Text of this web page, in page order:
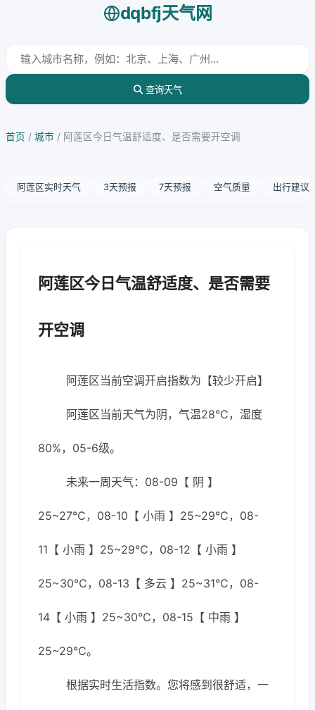
dqbfj天气网
查询天气
首页 / 城市 / 阿莲区今日气温舒适度、是否需要开空调
阿莲区实时天气 3天预报 7天预报 空气质量 出行建议
阿莲区今日气温舒适度、是否需要
开空调
阿莲区当前空调开启指数为【较少开启】
阿莲区当前天气为阴，气温28℃，湿度
80%，05-6级。
未来一周天气：08-09【 阴 】
25~27℃，08-10【 小雨 】25~29℃，08-
11【 小雨 】25~29℃，08-12【 小雨 】
25~30℃，08-13【 多云 】25~31℃，08-
14【 小雨 】25~30℃，08-15【 中雨 】
25~29℃。
根据实时生活指数。您将感到很舒适，一